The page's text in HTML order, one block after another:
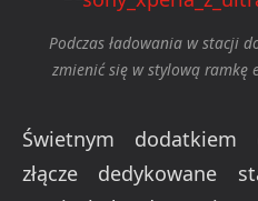
Podczas ładowania w stacji
zmienić się w stylową ramkę
Świetnym
złącze dedykowane